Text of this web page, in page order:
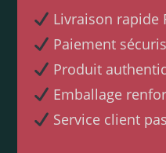
Livraison rapide
Paiement
Produit
Emballage
Service client